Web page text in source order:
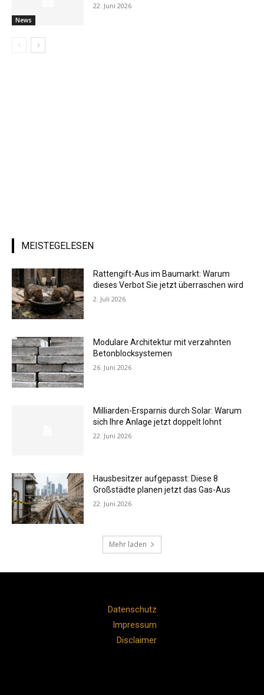
News
22. Juni 2026
MEISTEGELESEN
Rattengift-Aus im Baumarkt: Warum
dieses Verbot Sie jetzt überraschen wird
2. Juli 2026
Modulare Architektur mit verzahnten
Betonblocksystemen
26. Juni 2026
Milliarden-Ersparnis durch Solar: Warum
sich Ihre Anlage jetzt doppelt lohnt
22. Juni 2026
Hausbesitzer aufgepasst: Diese 8
Großstädte planen jetzt das Gas-Aus
22. Juni 2026
Mehr laden
Datenschutz
Impressum
Disclaimer